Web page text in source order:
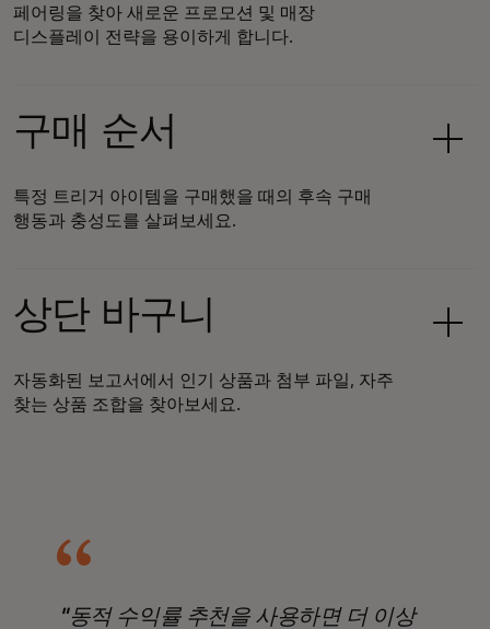
페어링을 찾아 새로운 프로모션 및 매장
디스플레이 전략을 용이하게 합니다.
구매 순서
특정 트리거 아이템을 구매했을 때의 후속 구매
행동과 충성도를 살펴보세요.
상단 바구니
자동화된 보고서에서 인기 상품과 첨부 파일, 자주
찾는 상품 조합을 찾아보세요.
"동적 수익률 추천을 사용하면 더 이상